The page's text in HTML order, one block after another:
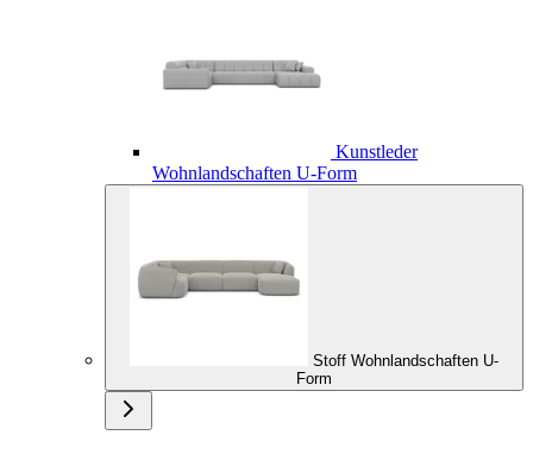
Kunstleder
Wohnlandschaften U-Form
Stoff Wohnlandschaften U-
Form